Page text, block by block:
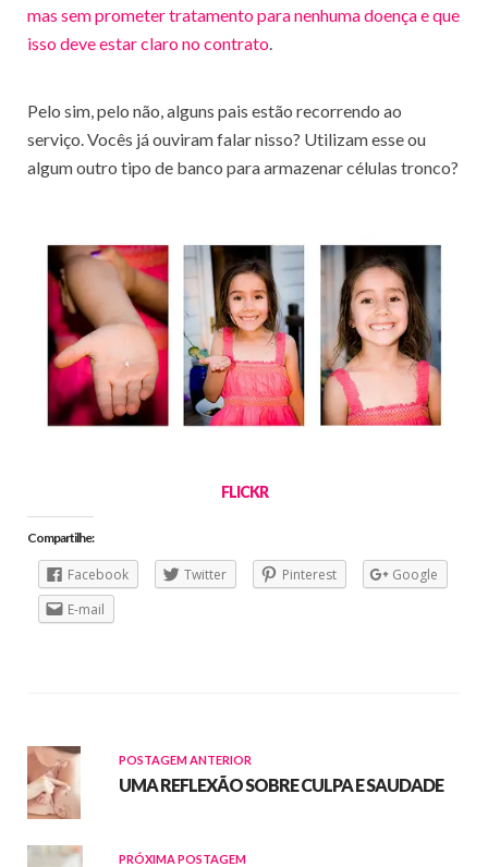
mas sem prometer tratamento para nenhuma doença e que
isso deve estar claro no contrato.
Pelo sim, pelo não, alguns pais estão recorrendo ao
serviço. Vocês já ouviram falar nisso? Utilizam esse ou
algum outro tipo de banco para armazenar células tronco?
FLICKR
Compartilhe:
Facebook Twitter Pinterest
Google
E-mail
POSTAGEM ANTERIOR
UMA REFLEXÃO SOBRE CULPA E SAUDADE
PRÓXIMA POSTAGEM